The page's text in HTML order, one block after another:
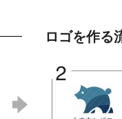
ロゴを作る